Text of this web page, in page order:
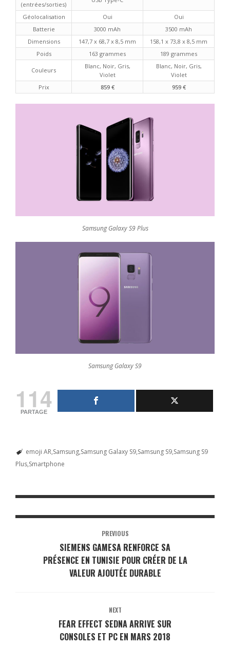
(entrées/sorties)
Géolocalisation Oui
Oui
Batterie
3000 mAh
3500 mAh
Dimensions
147,7 x 68,7 x 8,5 mm
158,1 x 73,8 x 8,5 mm
Poids
163 grammes 189 grammes
Couleurs
Blanc, Noir, Gris,
Violet
Blanc, Noir, Gris,
Violet
Prix
859 € 959 €
Samsung Galaxy S9 Plus
Samsung Galaxy S9
114
PARTAGE
emoji AR Samsung Samsung Galaxy S9 Samsung S9 Samsung S9
Plus Smartphone
PREVIOUS
SIEMENS GAMESA RENFORCE SA
PRÉSENCE EN TUNISIE POUR CRÉER DE LA
VALEUR AJOUTÉE DURABLE
NEXT
FEAR EFFECT SEDNA ARRIVE SUR
CONSOLES ET PC EN MARS 2018